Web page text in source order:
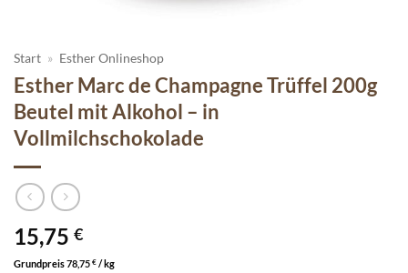
Start » Esther Onlineshop
Esther Marc de Champagne Trüffel 200g
Beutel mit Alkohol – in
Vollmilchschokolade
15,75 €
Grundpreis78,75 € / kg